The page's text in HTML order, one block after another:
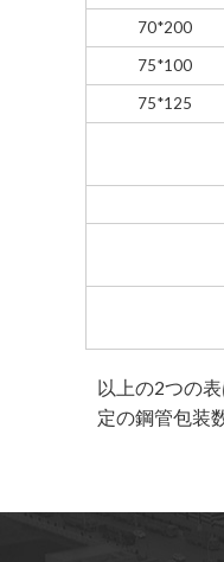
70*200
75*100
75*125
以上の2つの
定の鋼管包装